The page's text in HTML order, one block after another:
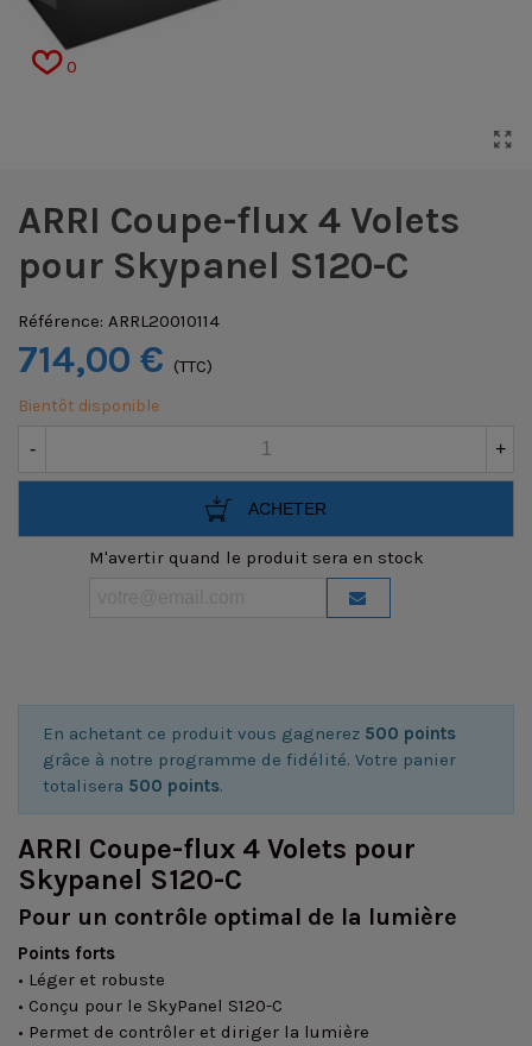
0
ARRI Coupe-flux 4 Volets
pour Skypanel S120-C
Référence: ARRL20010114
714,00 € (TTC)
Bientôt disponible
- +
ACHETER
M'avertir quand le produit sera en stock
En achetant ce produit vous gagnerez 500 points
grâce à notre programme de fidélité. Votre panier
totalisera 500 points.
ARRI Coupe-flux 4 Volets pour
Skypanel S120-C
Pour un contrôle optimal de la lumière
Points forts
• Léger et robuste
• Conçu pour le SkyPanel S120-C
• Permet de contrôler et diriger la lumière